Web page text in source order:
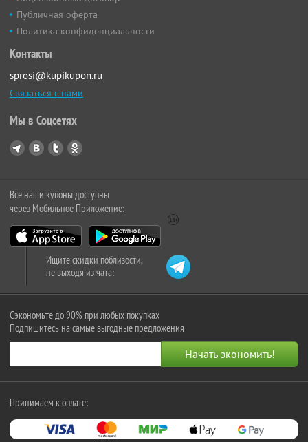
Публичная оферта
Политика конфиденциальности
Контакты
sprosi@kupikupon.ru
Связаться с нами
Мы в Соцсетях
Все наши купоны доступны
через Мобильное Приложение:
Ищите скидки поблизости,
не выходя из чата:
Сэкономьте до 90% при любых покупках
Подпишитесь на самые выгодные предложения
Принимаем к оплате: